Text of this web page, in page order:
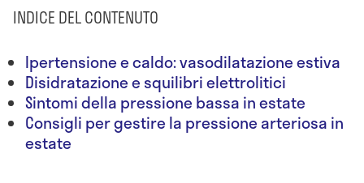
INDICE DEL CONTENUTO
Ipertensione e caldo: vasodilatazione estiva
Disidratazione e squilibri elettrolitici
Sintomi della pressione bassa in estate
Consigli per gestire la pressione arteriosa in
estate